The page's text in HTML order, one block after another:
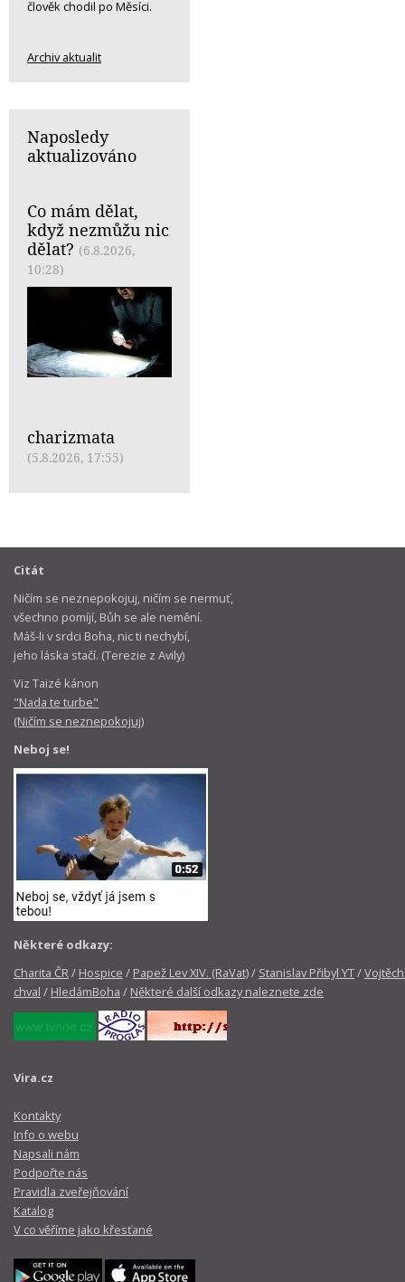
člověk chodil po Měsíci.
Archiv aktualit
Naposledy
aktualizováno
Co mám dělat,
když nezmůžu nic
dělat? (6.8.2026,
10:28)
charizmata
(5.8.2026, 17:55)
Citát
Ničím se neznepokojuj, ničím se nermuť,
všechno pomíjí, Bůh se ale nemění.
Máš-li v srdci Boha, nic ti nechybí,
jeho láska stačí. (Terezie z Avily)
Viz Taizé kánon
"Nada te turbe"
(Ničím se neznepokojuj)
Neboj se!
Některé odkazy:
Charita ČR/ Hospice / Papež Lev XIV. (RaVat)/ Stanislav Přibyl YT/
chval / HledámBoha / Některé další odkazy naleznete zde
Vira.cz
Kontakty
Info o webu
Napsali nám
Podpořte nás
Pravidla zveřejňování
Katalog
V co věříme jako křesťané